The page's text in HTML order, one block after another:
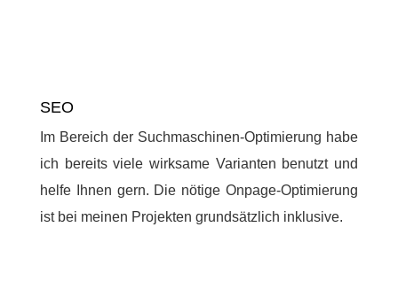
SEO
Im Bereich der Suchmaschinen-Optimierung habe
ich bereits viele wirksame Varianten benutzt und
helfe Ihnen gern. Die nötige Onpage-Optimierung
ist bei meinen Projekten grundsätzlich inklusive.